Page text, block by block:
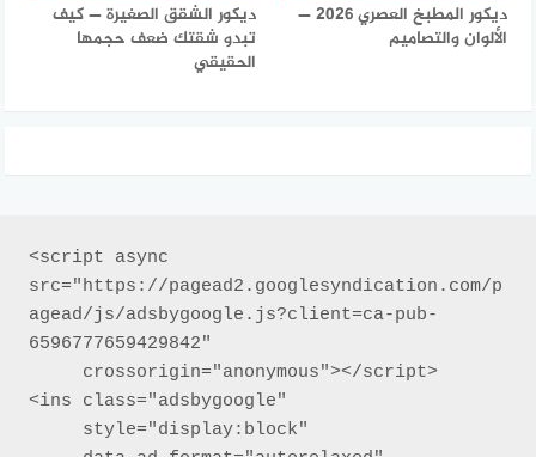
ديكور المطبخ العصري 2026 —
الألوان والتصاميم
ديكور الشقق الصغيرة — كيف
تبدو شقتك ضعف حجمها
الحقيقي
<script async
src="https://pagead2.googlesyndication.com/p
agead/js/adsbygoogle.js?client=ca-pub-
6596777659429842"
<ins class="adsbygoogle"